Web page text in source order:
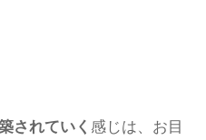
されていく 感じは、お目